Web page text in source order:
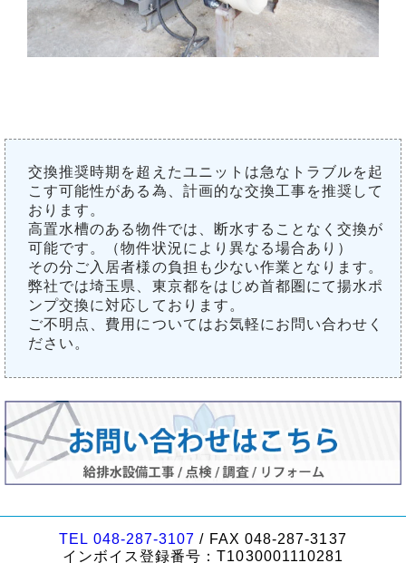
交換推奨時期を超えたユニットは急なトラブルを起
こす可能性がある為、計画的な交換工事を推奨して
おります。
高置水槽のある物件では、断水することなく交換が
可能です。（物件状況により異なる場合あり）
その分ご入居者様の負担も少ない作業となります。
弊社では埼玉県、東京都をはじめ首都圏にて揚水ポ
ンプ交換に対応しております。
ご不明点、費用についてはお気軽にお問い合わせく
ださい。
TEL 048-287-3107/ FAX 048-287-3137
インボイス登録番号：T1030001110281